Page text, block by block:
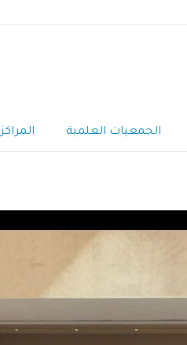
الجمعيات العلمية المراكز